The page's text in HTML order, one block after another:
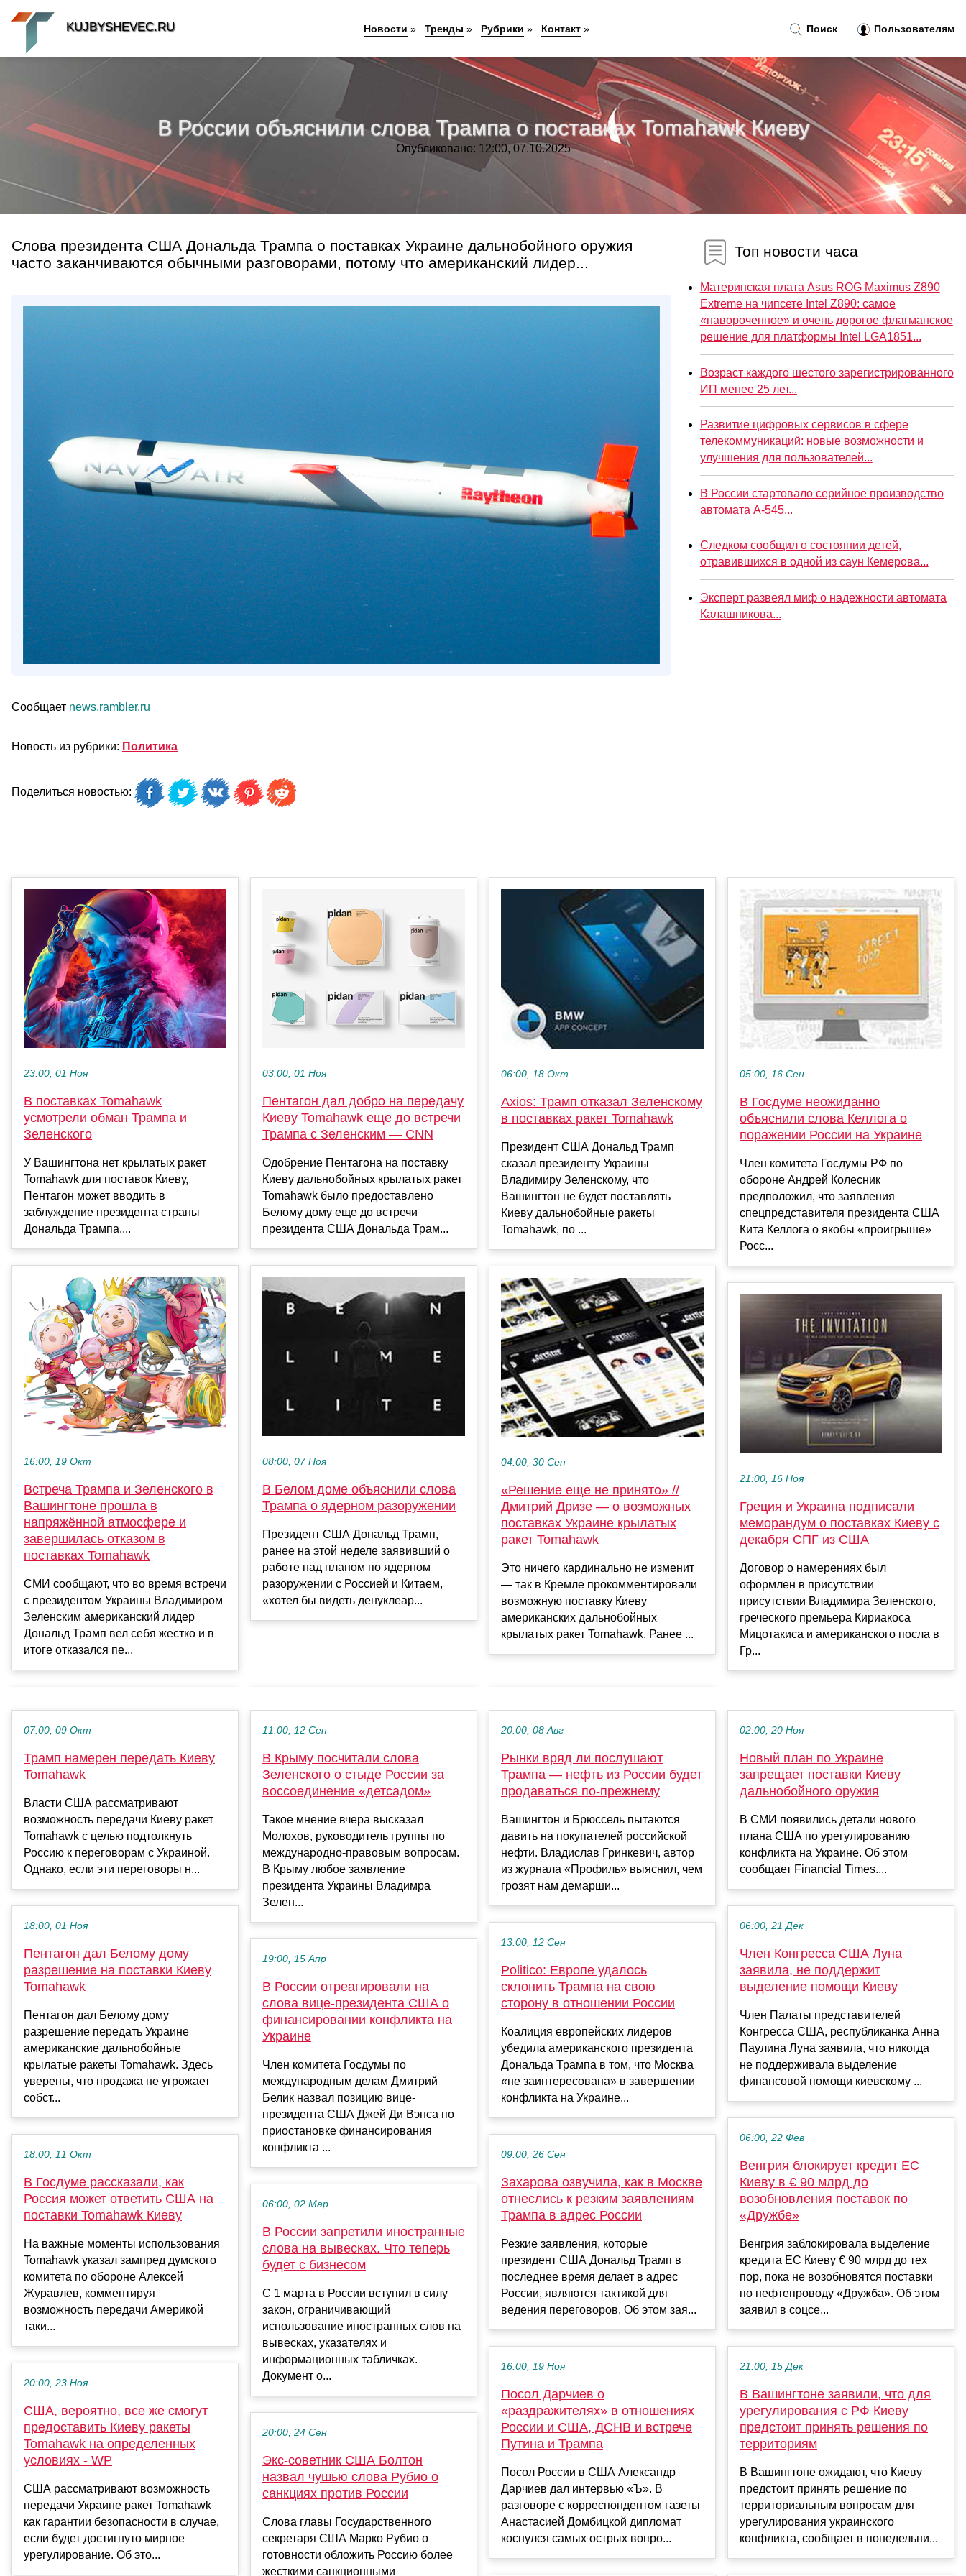
В России объяснили слова Трампа о поставках Tomahawk Киеву
Опубликовано: 12:00, 07.10.2025
Слова президента США Дональда Трампа о поставках Украине дальнобойного оружия
часто заканчиваются обычными разговорами, потому что американский лидер...
Сообщает news.rambler.ru
Новость из рубрики: Политика
Поделиться новостью:
Топ новости часа
Материнская плата Asus ROG Maximus Z890
Extreme на чипсете Intel Z890: самое
«навороченное» и очень дорогое флагманское
решение для платформы Intel LGA1851...
Возраст каждого шестого зарегистрированного
ИП менее 25 лет...
Развитие цифровых сервисов в сфере
телекоммуникаций: новые возможности и
улучшения для пользователей...
В России стартовало серийное производство
автомата А-545...
Следком сообщил о состоянии детей,
отравившихся в одной из саун Кемерова...
Эксперт развеял миф о надежности автомата
Калашникова...
23:00, 01 Ноя
В поставках Tomahawk
усмотрели обман Трампа и
Зеленского
У Вашингтона нет крылатых ракет
Tomahawk для поставок Киеву,
Пентагон может вводить в
заблуждение президента страны
Дональда Трампа....
16:00, 19 Окт
Встреча Трампа и Зеленского в
Вашингтоне прошла в
напряжённой атмосфере и
завершилась отказом в
поставках Tomahawk
СМИ сообщают, что во время встречи
с президентом Украины Владимиром
Зеленским американский лидер
Дональд Трамп вел себя жестко и в
итоге отказался пе...
03:00, 01 Ноя
Пентагон дал добро на передачу
Киеву Tomahawk еще до встречи
Трампа с Зеленским — CNN
Одобрение Пентагона на поставку
Киеву дальнобойных крылатых ракет
Tomahawk было предоставлено
Белому дому еще до встречи
президента США Дональда Трам...
08:00, 07 Ноя
В Белом доме объяснили слова
Трампа о ядерном разоружении
Президент США Дональд Трамп,
ранее на этой неделе заявивший о
работе над планом по ядерном
разоружении с Россией и Китаем,
«хотел бы видеть денуклеар...
06:00, 18 Окт
Axios: Трамп отказал Зеленскому
в поставках ракет Tomahawk
Президент США Дональд Трамп
сказал президенту Украины
Владимиру Зеленскому, что
Вашингтон не будет поставлять
Киеву дальнобойные ракеты
Tomahawk, по ...
04:00, 30 Сен
«Решение еще не принято» //
Дмитрий Дризе — о возможных
поставках Украине крылатых
ракет Tomahawk
Это ничего кардинально не изменит
— так в Кремле прокомментировали
возможную поставку Киеву
американских дальнобойных
крылатых ракет Tomahawk. Ранее ...
05:00, 16 Сен
В Госдуме неожиданно
объяснили слова Келлога о
поражении России на Украине
Член комитета Госдумы РФ по
обороне Андрей Колесник
предположил, что заявления
спецпредставителя президента США
Кита Келлога о якобы «проигрыше»
Росс...
21:00, 16 Ноя
Греция и Украина подписали
меморандум о поставках Киеву с
декабря СПГ из США
Договор о намерениях был
оформлен в присутствии
присутствии Владимира Зеленского,
греческого премьера Кириакоса
Мицотакиса и американского посла в
Гр...
07:00, 09 Окт
Трамп намерен передать Киеву
Tomahawk
Власти США рассматривают
возможность передачи Киеву ракет
Tomahawk с целью подтолкнуть
Россию к переговорам с Украиной.
Однако, если эти переговоры н...
18:00, 01 Ноя
Пентагон дал Белому дому
разрешение на поставки Киеву
Tomahawk
Пентагон дал Белому дому
разрешение передать Украине
американские дальнобойные
крылатые ракеты Tomahawk. Здесь
уверены, что продажа не угрожает
собст...
18:00, 11 Окт
В Госдуме рассказали, как
Россия может ответить США на
поставки Tomahawk Киеву
На важные моменты использования
Tomahawk указал зампред думского
комитета по обороне Алексей
Журавлев, комментируя
возможность передачи Америкой
таки...
20:00, 23 Ноя
США, вероятно, все же смогут
предоставить Киеву ракеты
Tomahawk на определенных
условиях - WP
США рассматривают возможность
передачи Украине ракет Tomahawk
как гарантии безопасности в случае,
если будет достигнуто мирное
урегулирование. Об это...
11:00, 12 Сен
В Крыму посчитали слова
Зеленского о стыде России за
воссоединение «детсадом»
Такое мнение вчера высказал
Молохов, руководитель группы по
международно-правовым вопросам.
В Крыму любое заявление
президента Украины Владимра
Зелен...
19:00, 15 Апр
В России отреагировали на
слова вице-президента США о
финансировании конфликта на
Украине
Член комитета Госдумы по
международным делам Дмитрий
Белик назвал позицию вице-
президента США Джей Ди Вэнса по
приостановке финансирования
конфликта ...
06:00, 02 Мар
В России запретили иностранные
слова на вывесках. Что теперь
будет с бизнесом
С 1 марта в России вступил в силу
закон, ограничивающий
использование иностранных слов на
вывесках, указателях и
информационных табличках.
Документ о...
20:00, 24 Сен
Экс-советник США Болтон
назвал чушью слова Рубио о
санкциях против России
Слова главы Государственного
секретаря США Марко Рубио о
готовности обложить Россию более
жесткими санкционными
20:00, 08 Авг
Рынки вряд ли послушают
Трампа — нефть из России будет
продаваться по-прежнему
Вашингтон и Брюссель пытаются
давить на покупателей российской
нефти. Владислав Гринкевич, автор
из журнала «Профиль» выяснил, чем
грозят нам демарши...
13:00, 12 Сен
Politico: Европе удалось
склонить Трампа на свою
сторону в отношении России
Коалиция европейских лидеров
убедила американского президента
Дональда Трампа в том, что Москва
«не заинтересована» в завершении
конфликта на Украине...
09:00, 26 Сен
Захарова озвучила, как в Москве
отнеслись к резким заявлениям
Трампа в адрес России
Резкие заявления, которые
президент США Дональд Трамп в
последнее время делает в адрес
России, являются тактикой для
ведения переговоров. Об этом зая...
16:00, 19 Ноя
Посол Дарчиев о
«раздражителях» в отношениях
России и США, ДСНВ и встрече
Путина и Трампа
Посол России в США Александр
Дарчиев дал интервью «Ъ». В
разговоре с корреспондентом газеты
Анастасией Домбицкой дипломат
коснулся самых острых вопро...
02:00, 20 Ноя
Новый план по Украине
запрещает поставки Киеву
дальнобойного оружия
В СМИ появились детали нового
плана США по урегулированию
конфликта на Украине. Об этом
сообщает Financial Times....
06:00, 21 Дек
Член Конгресса США Луна
заявила, не поддержит
выделение помощи Киеву
Член Палаты представителей
Конгресса США, республиканка Анна
Паулина Луна заявила, что никогда
не поддерживала выделение
финансовой помощи киевскому ...
06:00, 22 Фев
Венгрия блокирует кредит ЕС
Киеву в € 90 млрд до
возобновления поставок по
«Дружбе»
Венгрия заблокировала выделение
кредита ЕС Киеву € 90 млрд до тех
пор, пока не возобновятся поставки
по нефтепроводу «Дружба». Об этом
заявил в соцсе...
21:00, 15 Дек
В Вашингтоне заявили, что для
урегулирования с РФ Киеву
предстоит принять решения по
территориям
В Вашингтоне ожидают, что Киеву
предстоит принять решение по
территориальным вопросам для
урегулирования украинского
конфликта, сообщает в понедельни...
Поиск Пользователям
KUJBYSHEVEC.RU Новости » Тренды » Рубрики » Контакт»